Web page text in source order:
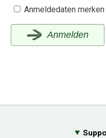
Anmeldedaten merken
Anmelden